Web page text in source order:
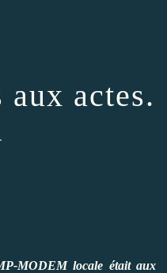
actes.
MODEM locale était aux